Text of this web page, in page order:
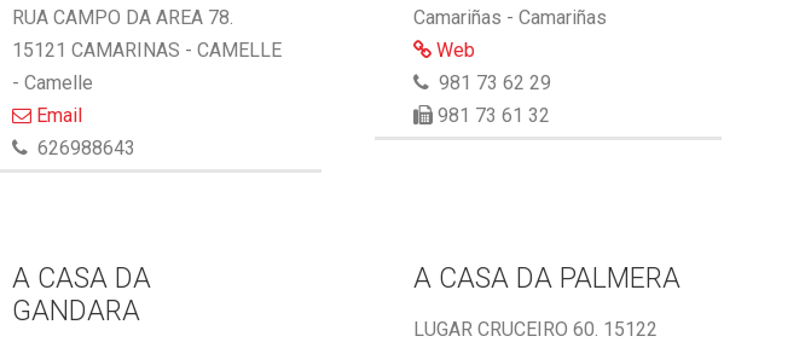
RUA CAMPO DA AREA 78.
15121 CAMARINAS - CAMELLE
- Camelle
Email
626988643
Camariñas - Camariñas
Web
981 73 62 29
981 73 61 32
A CASA DA
GANDARA
A CASA DA PALMERA
LUGAR CRUCEIRO 60. 15122